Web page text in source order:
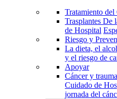
Tratamiento del
Trasplantes De
de Hospital
Riesgo y
La dieta, el
y el riesgo de
Apoyar
Cáncer y trauma
Cuidado de
jornada del